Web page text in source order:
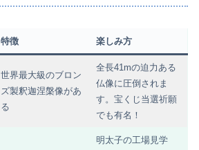
特徴 楽しみ方
世界最大級のブロン
ズ製釈迦涅槃像があ
る
全長41mの迫力ある
仏像に圧倒されま
す。宝くじ当選祈願
でも有名！
明太子の工場見学